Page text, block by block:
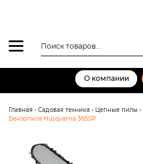
товаров
О компании
Главная • Садовая техника • Цепные пилы •
Бензопила Husqvarna 365SP